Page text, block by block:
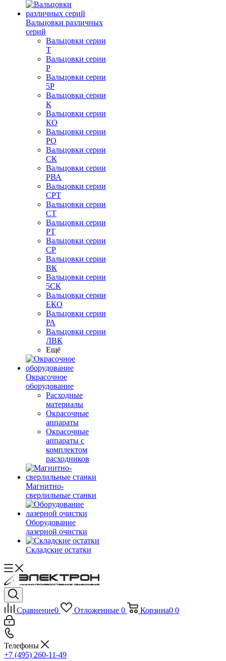
Вальцовки различных
серий
Вальцовки серии
Т
Вальцовки серии
Р
Вальцовки серии
5Р
Вальцовки серии
К
Вальцовки серии
КО
Вальцовки серии
РО
Вальцовки серии
СК
Вальцовки серии
РВА
Вальцовки серии
СРТ
Вальцовки серии
СТ
Вальцовки серии
РТ
Вальцовки серии
СР
Вальцовки серии
ВК
Вальцовки серии
5СК
Вальцовки серии
ЕКО
Вальцовки серии
РА
Вальцовки серии
ЛВК
Ещё
Окрасочное
оборудование
Расходные
материалы
Окрасочные
аппараты
Окрасочные
аппараты с
комплектом
расходников
Магнитно-
сверлильные станки
Оборудование
лазерной очистки
Складские остатки
Сравнение0 Отложенные 0 Корзина0 0
Телефоны
+7 (495) 260-11-49